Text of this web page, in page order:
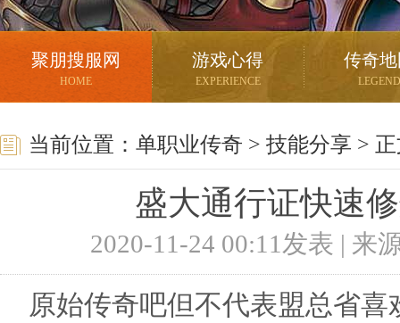
聚朋搜服网
HOME
游戏心得
EXPERIENCE
传奇
LEGEND
当前位置： 单职业传奇 > 技能分享 >
盛大通行证快速
2020-11-24 00:11发表 | 来
原始传奇吧但不代表盟总省喜